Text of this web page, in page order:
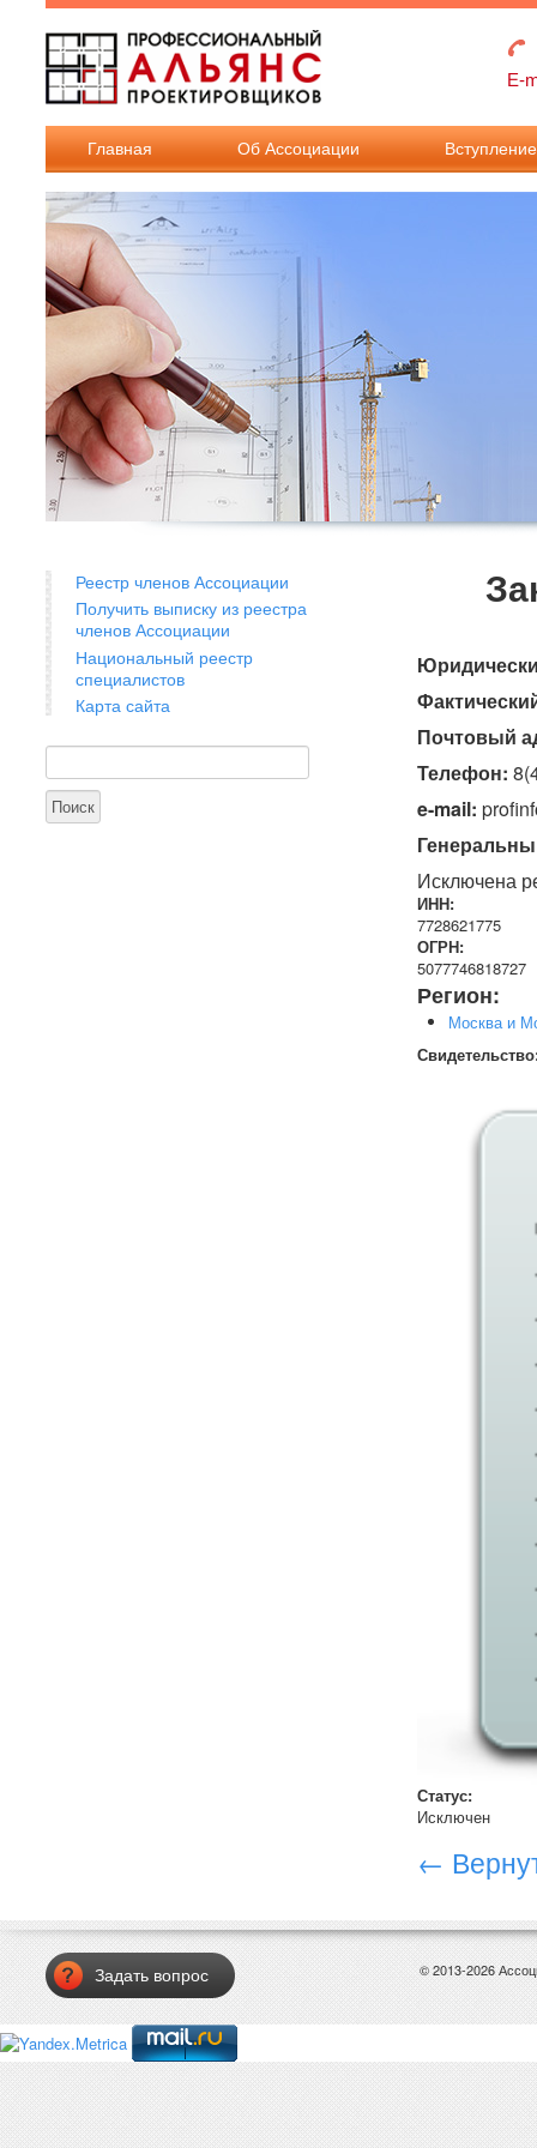
Перейти к основному содержанию
E-
Главная Об Ассоциации Вступление
Взносы в
внесения
изменения в
Ассоциации
Реестр членов Ассоциации
Получить выписку из реестра
членов Ассоциации
Национальный реестр
специалистов
Карта сайта
Форма поиска
Поиск
Почтовый
Телефон:
e-mail:
Исключена
ИНН:
7728621775
ОГРН:
5077746818727
Регион:
Москва и
Статус:
Исключен
←
Задать вопрос © 2013-2026